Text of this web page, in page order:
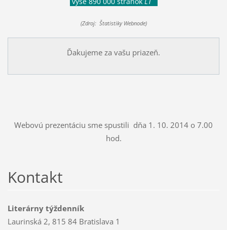
(Zdroj: Štatistiky Webnode)
Ďakujeme za vašu priazeň.
Webovú prezentáciu sme spustili dňa 1. 10. 2014 o 7.00
hod.
Kontakt
Literárny týždenník
Laurinská 2, 815 84 Bratislava 1